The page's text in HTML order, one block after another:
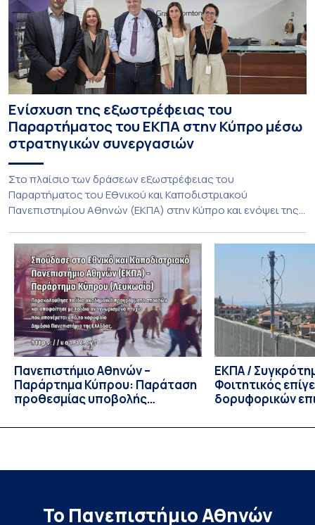
Ενίσχυση της εξωστρέφειας του
Παραρτήματος του ΕΚΠΑ στην Κύπρο μέσω
στρατηγικών συνεργασιών
Στο πλαίσιο των δράσεων εξωστρέφειας του
Παραρτήματος του Εθνικού και Καποδιστριακού
Πανεπιστημίου Αθηνών (ΕΚΠΑ) στην Κύπρο και ενόψει της
Τμήματος Οικονομικών Επιστημών και του Τμήματος
Διοίκησης Επιχειρήσεων και Οργανισμών τον Σεπτέμβριο
του 2026, ο Κοσμήτορας της Σχολής Οικονομικών και
Πολιτικών Επιστημών, Καθηγητής Νικόλαος Ηρειώτης, και ο
Πρόεδρος του Τμήματος […]
Πανεπιστήμιο Αθηνών –
Παράρτημα Κύπρου: Παράταση
προθεσμίας υποβολής
υποψηφίων
ΕΚΠΑ /
Φοιτητικός
δορυφορικών
Το Πανεπιστήμιο Αθηνών